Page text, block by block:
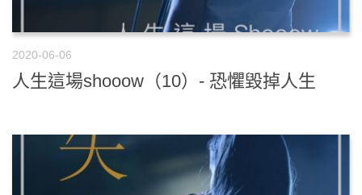
2020-06-06
人生這場shooow（10）- 恐懼毀掉人生